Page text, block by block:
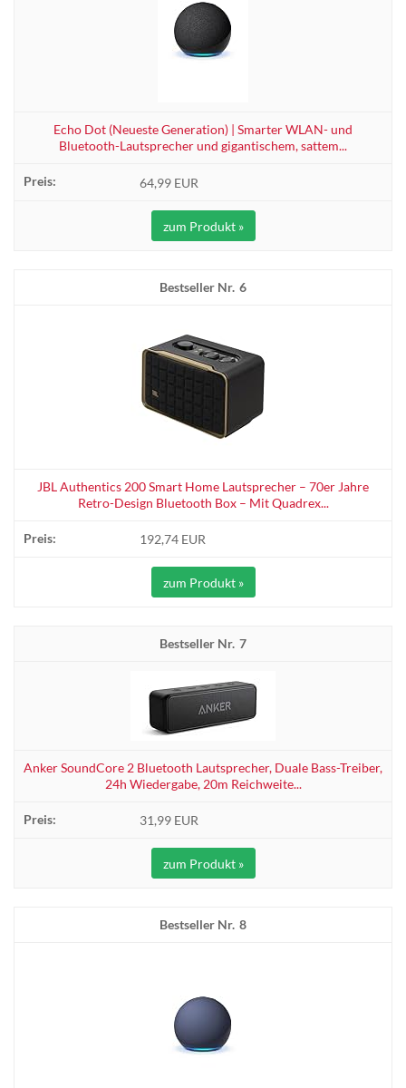
Echo Dot (Neueste Generation) | Smarter WLAN- und
Bluetooth-Lautsprecher und gigantischem, sattem...
64,99 EUR
zum Produkt »
6
JBL Authentics 200 Smart Home Lautsprecher – 70er Jahre
Retro-Design Bluetooth Box – Mit Quadrex...
192,74 EUR
zum Produkt »
7
Anker SoundCore 2 Bluetooth Lautsprecher, Duale Bass-Treiber,
24h Wiedergabe, 20m Reichweite...
31,99 EUR
zum Produkt »
8